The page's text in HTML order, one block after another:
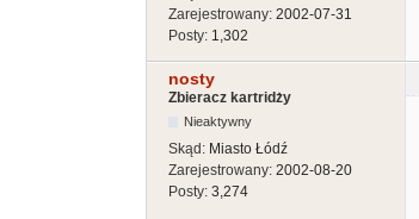
Zarejestrowany: 2002-07-31
Posty: 1,302
nosty
Zbieracz kartridży
Nieaktywny
Skąd: Miasto Łódź
Zarejestrowany: 2002-08-20
Posty: 3,274